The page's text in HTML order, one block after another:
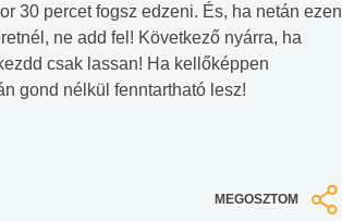
30 percet fogsz edzeni. És, ha netán ezen
ne add fel! Következő nyárra, ha
csak lassan! Ha kellőképpen
gond nélkül fenntartható lesz!
MEGOSZTOM